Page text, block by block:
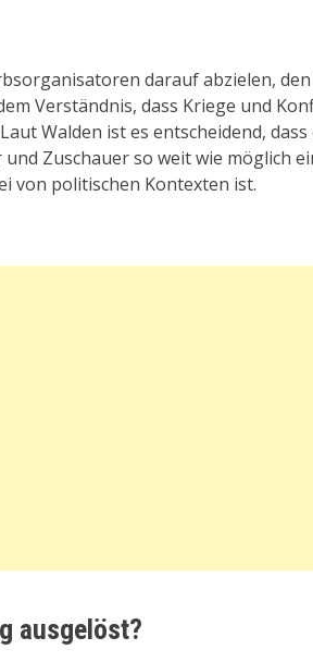
darauf abzielen,
Verständnis, dass Kriege und
Walden ist es entscheidend,
Zuschauer so weit wie möglich
von politischen Kontexten ist.
ausgelöst?